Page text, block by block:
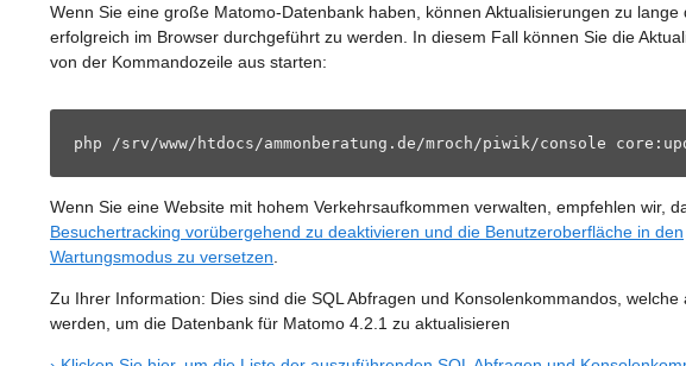
Wenn Sie eine große Matomo-Datenbank haben, können Aktualisierungen zu lange
erfolgreich im Browser durchgeführt zu werden. In diesem Fall können Sie die
von der Kommandozeile aus starten:
php /srv/www/htdocs/ammonberatung.de/mroch/piwik/console
Wenn Sie eine Website mit hohem Verkehrsaufkommen verwalten, empfehlen wir,
Besuchertracking vorübergehend zu deaktivieren und die Benutzeroberfläche in den
Wartungsmodus zu versetzen
Zu Ihrer Information: Dies sind die SQL Abfragen und Konsolenkommandos, welche
werden, um die Datenbank für Matomo 4.2.1 zu aktualisieren